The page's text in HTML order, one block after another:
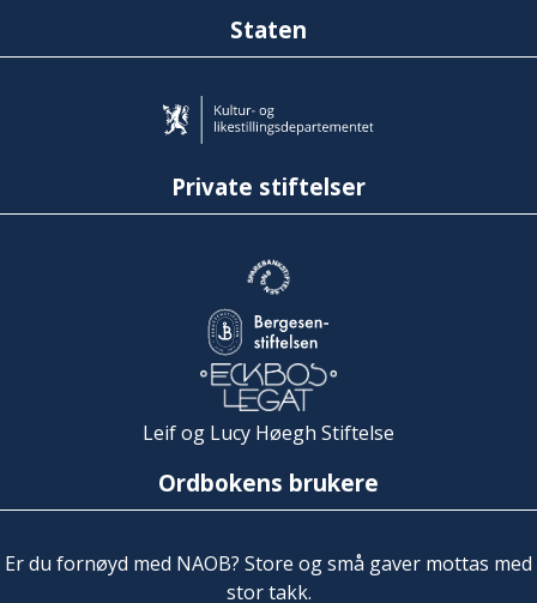
Staten
Private stiftelser
Leif og Lucy Høegh Stiftelse
Ordbokens brukere
Er du fornøyd med NAOB? Store og små gaver mottas med
stor takk.